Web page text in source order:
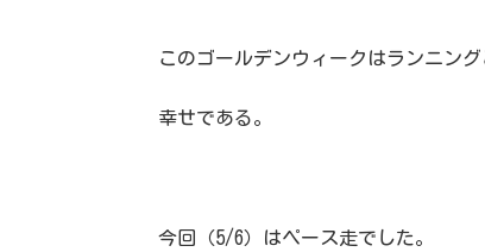
このゴールデンウィークはランニング
幸せである。
今回（5/6）はペース走でした。